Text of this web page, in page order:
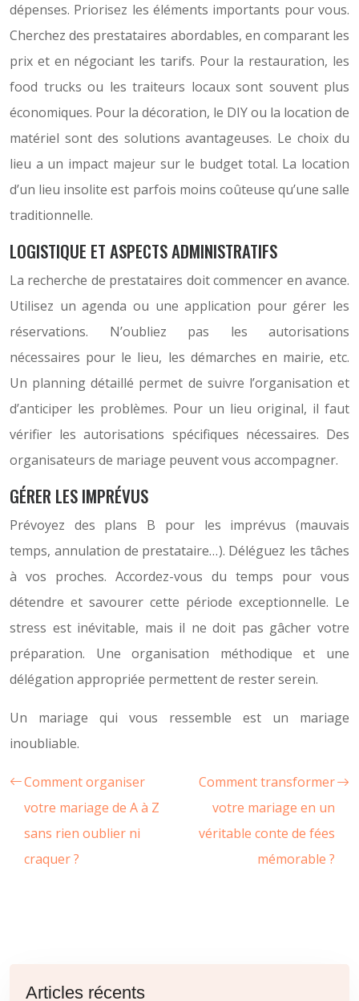
dépenses. Priorisez les éléments importants pour vous.
Cherchez des prestataires abordables, en comparant les
prix et en négociant les tarifs. Pour la restauration, les
food trucks ou les traiteurs locaux sont souvent plus
économiques. Pour la décoration, le DIY ou la location de
matériel sont des solutions avantageuses. Le choix du
lieu a un impact majeur sur le budget total. La location
d’un lieu insolite est parfois moins coûteuse qu’une salle
traditionnelle.
LOGISTIQUE ET ASPECTS ADMINISTRATIFS
La recherche de prestataires doit commencer en avance.
Utilisez un agenda ou une application pour gérer les
réservations. N’oubliez pas les autorisations
nécessaires pour le lieu, les démarches en mairie, etc.
Un planning détaillé permet de suivre l’organisation et
d’anticiper les problèmes. Pour un lieu original, il faut
vérifier les autorisations spécifiques nécessaires. Des
organisateurs de mariage peuvent vous accompagner.
GÉRER LES IMPRÉVUS
Prévoyez des plans B pour les imprévus (mauvais
temps, annulation de prestataire…). Déléguez les tâches
à vos proches. Accordez-vous du temps pour vous
détendre et savourer cette période exceptionnelle. Le
stress est inévitable, mais il ne doit pas gâcher votre
préparation. Une organisation méthodique et une
délégation appropriée permettent de rester serein.
Un mariage qui vous ressemble est un mariage
inoubliable.
Comment organiser
votre mariage de A à Z
sans rien oublier ni
craquer ?
Comment transformer
votre mariage en un
véritable conte de fées
mémorable ?
Articles récents